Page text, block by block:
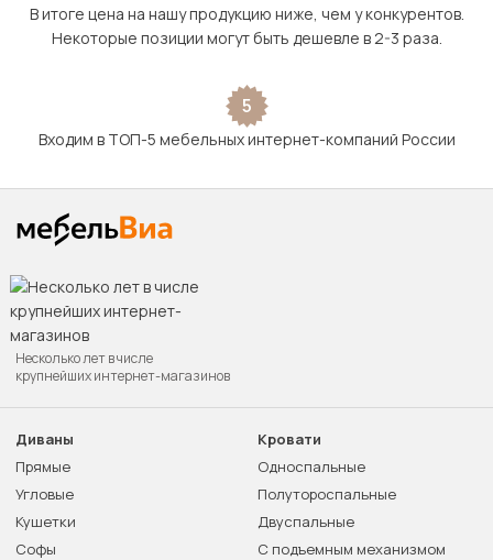
В итоге цена на нашу продукцию ниже, чем у конкурентов.
Некоторые позиции могут быть дешевле в 2-3 раза.
5
Входим в ТОП-5 мебельных интернет-компаний России
Несколько лет в числе
крупнейших интернет-магазинов
Диваны
Прямые
Угловые
Кушетки
Софы
Кровати
Односпальные
Полутороспальные
Двуспальные
С подъемным механизмом